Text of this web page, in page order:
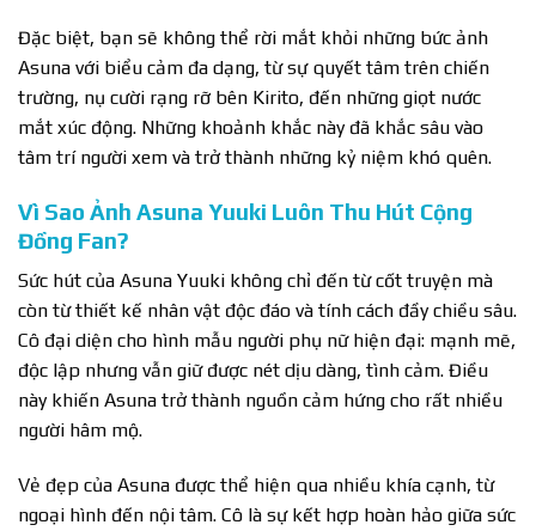
Đặc biệt, bạn sẽ không thể rời mắt khỏi những bức ảnh
Asuna với biểu cảm đa dạng, từ sự quyết tâm trên chiến
trường, nụ cười rạng rỡ bên Kirito, đến những giọt nước
mắt xúc động. Những khoảnh khắc này đã khắc sâu vào
tâm trí người xem và trở thành những kỷ niệm khó quên.
Vì Sao Ảnh Asuna Yuuki Luôn Thu Hút Cộng
Đồng Fan?
Sức hút của Asuna Yuuki không chỉ đến từ cốt truyện mà
còn từ thiết kế nhân vật độc đáo và tính cách đầy chiều sâu.
Cô đại diện cho hình mẫu người phụ nữ hiện đại: mạnh mẽ,
độc lập nhưng vẫn giữ được nét dịu dàng, tình cảm. Điều
này khiến Asuna trở thành nguồn cảm hứng cho rất nhiều
người hâm mộ.
Vẻ đẹp của Asuna được thể hiện qua nhiều khía cạnh, từ
ngoại hình đến nội tâm. Cô là sự kết hợp hoàn hảo giữa sức